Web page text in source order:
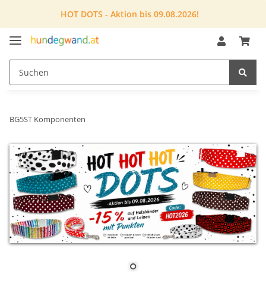
HOT DOTS - Aktion bis 09.08.2026!
BG5ST Komponenten